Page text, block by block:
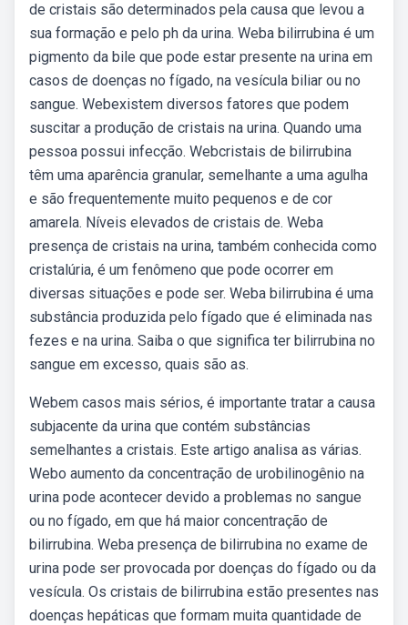
de cristais são determinados pela causa que levou a
sua formação e pelo ph da urina. Weba bilirrubina é um
pigmento da bile que pode estar presente na urina em
casos de doenças no fígado, na vesícula biliar ou no
sangue. Webexistem diversos fatores que podem
suscitar a produção de cristais na urina. Quando uma
pessoa possui infecção. Webcristais de bilirrubina
têm uma aparência granular, semelhante a uma agulha
e são frequentemente muito pequenos e de cor
amarela. Níveis elevados de cristais de. Weba
presença de cristais na urina, também conhecida como
cristalúria, é um fenômeno que pode ocorrer em
diversas situações e pode ser. Weba bilirrubina é uma
substância produzida pelo fígado que é eliminada nas
fezes e na urina. Saiba o que significa ter bilirrubina no
sangue em excesso, quais são as.
Webem casos mais sérios, é importante tratar a causa
subjacente da urina que contém substâncias
semelhantes a cristais. Este artigo analisa as várias.
Webo aumento da concentração de urobilinogênio na
urina pode acontecer devido a problemas no sangue
ou no fígado, em que há maior concentração de
bilirrubina. Weba presença de bilirrubina no exame de
urina pode ser provocada por doenças do fígado ou da
vesícula. Os cristais de bilirrubina estão presentes nas
doenças hepáticas que formam muita quantidade de